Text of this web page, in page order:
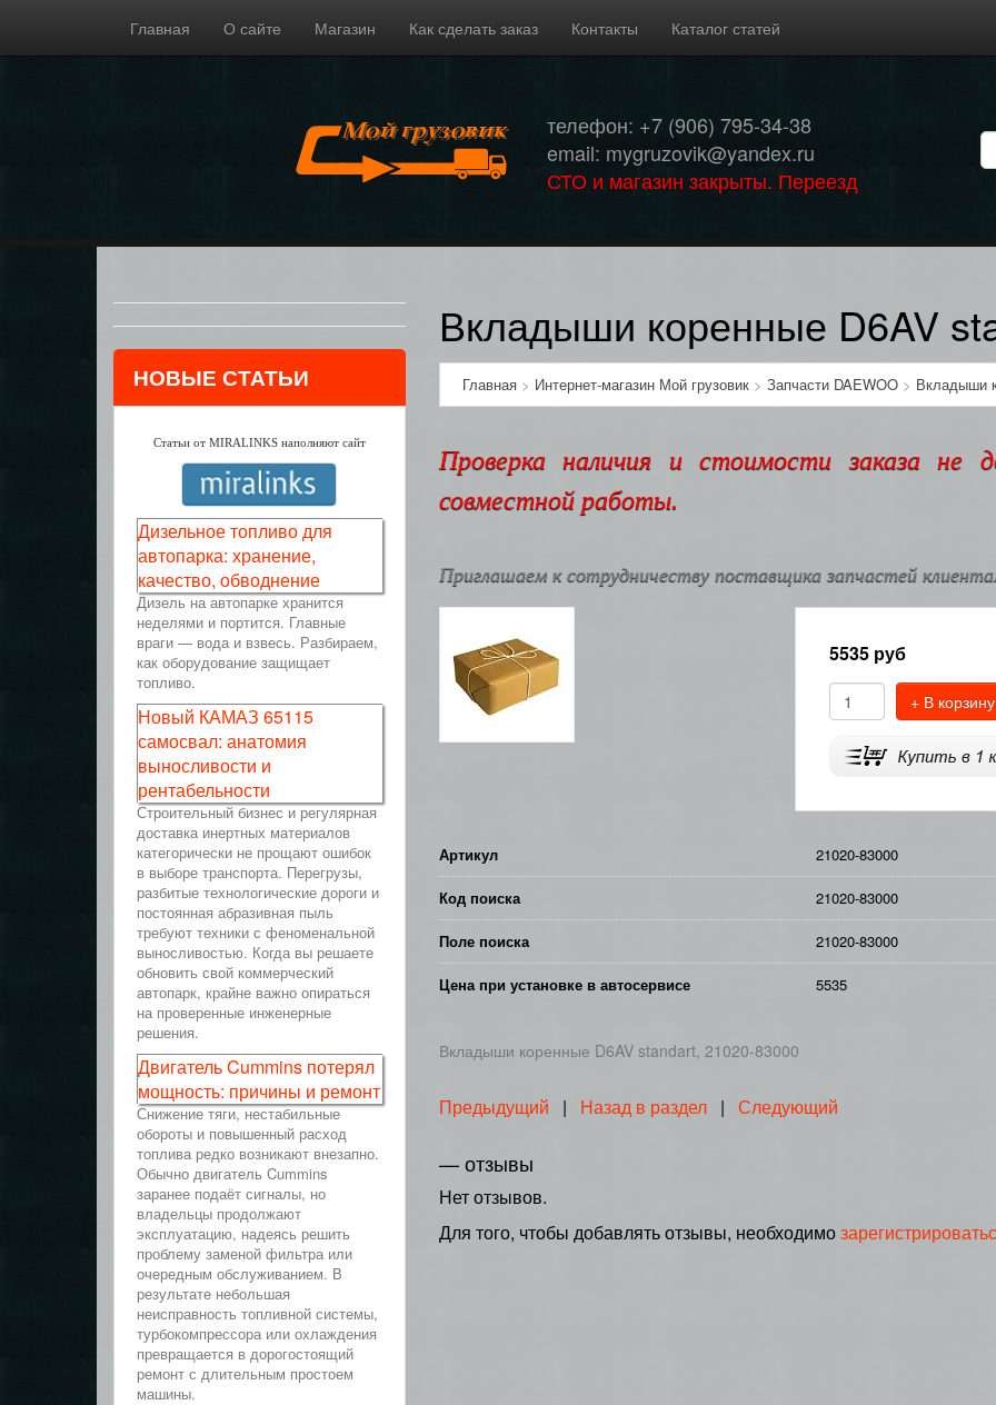
Главная О сайте Магазин Как сделать заказ Контакты Каталог статей
телефон: +7 (906) 795-34-38
email: mygruzovik@yandex.ru
СТО и магазин закрыты. Переезд
Вкладыши коренные D6AV
Главная> Интернет-магазин Мой грузовик> Запчасти DAEWOO> Вкладыши
Проверка наличия и стоимости заказа не
совместной работы.
Приглашаем к сотрудничеству поставщика запчастей
5535руб
+ В корзину
Артикул 21020-83000
Код поиска 21020-83000
Поле поиска 21020-83000
Цена при установке в автосервисе 5535
Вкладыши коренные D6AV standart, 21020-83000
Предыдущий | Назад в раздел| Следующий
— отзывы
Нет отзывов.
Для того, чтобы добавлять отзывы, необходимо
НОВЫЕ СТАТЬИ
Статьи от MIRALINKS наполняют сайт
Дизельное топливо для
автопарка: хранение,
качество, обводнение
Дизель на автопарке хранится
неделями и портится. Главные
враги — вода и взвесь. Разбираем,
как оборудование защищает
топливо.
Новый КАМАЗ 65115
самосвал: анатомия
выносливости и
рентабельности
Строительный бизнес и регулярная
доставка инертных материалов
категорически не прощают ошибок
в выборе транспорта. Перегрузы,
разбитые технологические дороги и
постоянная абразивная пыль
требуют техники с феноменальной
выносливостью. Когда вы решаете
обновить свой коммерческий
автопарк, крайне важно опираться
на проверенные инженерные
решения.
Двигатель Cummins потерял
мощность: причины и ремонт
Снижение тяги, нестабильные
обороты и повышенный расход
топлива редко возникают внезапно.
Обычно двигатель Cummins
заранее подаёт сигналы, но
владельцы продолжают
эксплуатацию, надеясь решить
проблему заменой фильтра или
очередным обслуживанием. В
результате небольшая
неисправность топливной системы,
турбокомпрессора или охлаждения
превращается в дорогостоящий
ремонт с длительным простоем
машины.